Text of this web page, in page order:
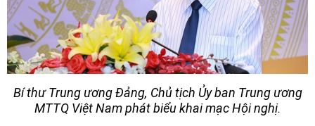
Bí thư Trung ương Đảng, Chủ tịch Ủy ban Trung ương
MTTQ Việt Nam phát biểu khai mạc Hội nghị.